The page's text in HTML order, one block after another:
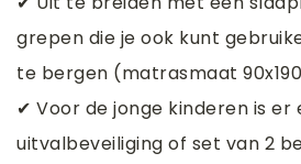
grepen die je ook kunt
te bergen (matrasmaat
✔ Voor de jonge kinderen is er
uitvalbeveiliging of set van 2